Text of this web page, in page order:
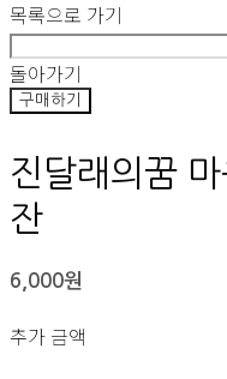
목록으로 가기
돌아가기
구매하기
진달래의꿈
잔
6,000원
추가 금액